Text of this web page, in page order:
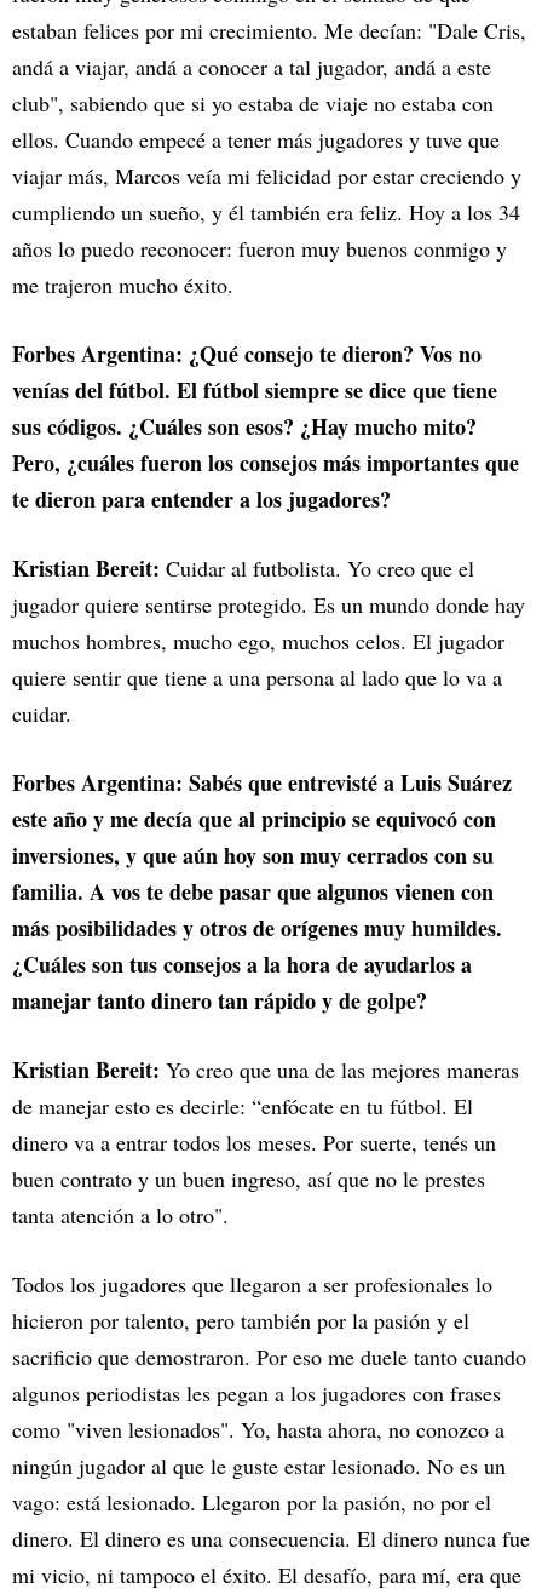
estaban felices por mi crecimiento. Me decían: "Dale Cris,
andá a viajar, andá a conocer a tal jugador, andá a este
club", sabiendo que si yo estaba de viaje no estaba con
ellos. Cuando empecé a tener más jugadores y tuve que
viajar más, Marcos veía mi felicidad por estar creciendo y
cumpliendo un sueño, y él también era feliz. Hoy a los 34
años lo puedo reconocer: fueron muy buenos conmigo y
me trajeron mucho éxito.
Forbes Argentina: ¿Qué consejo te dieron? Vos no
venías del fútbol. El fútbol siempre se dice que tiene
sus códigos. ¿Cuáles son esos? ¿Hay mucho mito?
Pero, ¿cuáles fueron los consejos más importantes que
te dieron para entender a los jugadores?
Kristian Bereit: Cuidar al futbolista. Yo creo que el
jugador quiere sentirse protegido. Es un mundo donde hay
muchos hombres, mucho ego, muchos celos. El jugador
quiere sentir que tiene a una persona al lado que lo va a
cuidar.
Forbes Argentina: Sabés que entrevisté a Luis Suárez
este año y me decía que al principio se equivocó con
inversiones, y que aún hoy son muy cerrados con su
familia. A vos te debe pasar que algunos vienen con
más posibilidades y otros de orígenes muy humildes.
¿Cuáles son tus consejos a la hora de ayudarlos a
manejar tanto dinero tan rápido y de golpe?
Kristian Bereit: Yo creo que una de las mejores maneras
de manejar esto es decirle: “enfócate en tu fútbol. El
dinero va a entrar todos los meses. Por suerte, tenés un
buen contrato y un buen ingreso, así que no le prestes
tanta atención a lo otro".
Todos los jugadores que llegaron a ser profesionales lo
hicieron por talento, pero también por la pasión y el
sacrificio que demostraron. Por eso me duele tanto cuando
algunos periodistas les pegan a los jugadores con frases
como "viven lesionados". Yo, hasta ahora, no conozco a
ningún jugador al que le guste estar lesionado. No es un
vago: está lesionado. Llegaron por la pasión, no por el
dinero. El dinero es una consecuencia. El dinero nunca fue
mi vicio, ni tampoco el éxito. El desafío, para mí, era que